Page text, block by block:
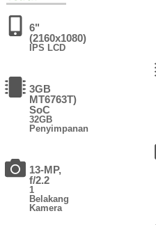
6"
(2160x1080)
IPS LCD
3GB
MT6763T)
SoC
32GB
Penyimpanan
13-MP,
f/2.2
1
Belakang
Kamera